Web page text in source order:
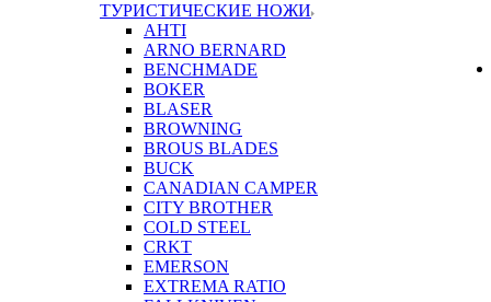
ТУРИСТИЧЕСКИЕ НОЖИ
AHTI
ARNO BERNARD
BENCHMADE
BOKER
BLASER
BROWNING
BROUS BLADES
BUCK
CANADIAN CAMPER
CITY BROTHER
COLD STEEL
CRKT
EMERSON
EXTREMA RATIO